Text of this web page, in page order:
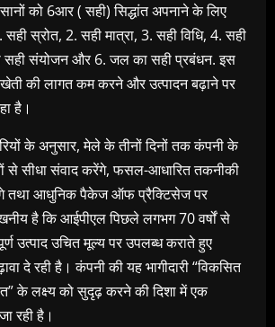
को 6आर ( सही) सिद्धांत अपनाने के लिए
स्रोत, 2. सही मात्रा, 3. सही विधि, 4. सही
सही संयोजन और 6. जल का सही प्रबंधन. इस
खेती की लागत कम करने और उत्पादन बढ़ाने पर
है।
के अनुसार, मेले के तीनों दिनों तक कंपनी के
से सीधा संवाद करेंगे, फसल-आधारित तकनीकी
तथा आधुनिक पैकेज ऑफ प्रैक्टिसेज पर
है कि आईपीएल पिछले लगभग 70 वर्षों से
उत्पाद उचित मूल्य पर उपलब्ध कराते हुए
दे रही है। कंपनी की यह भागीदारी “विकसित
के लक्ष्य को सुदृढ़ करने की दिशा में एक
रही है।